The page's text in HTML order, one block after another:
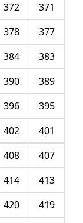
371
372
377
378
383
384
389
390
395
396
401
402
407
408
413
414
419
420